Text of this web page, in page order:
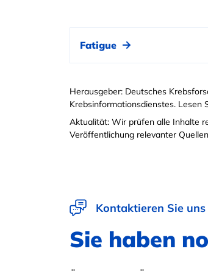
Fatigue
Herausgeber: Deutsches
Krebsinformationsdienstes. Lesen
Aktualität: Wir prüfen alle Inhalte
Veröffentlichung relevanter
Kontaktieren Sie uns
Sie haben